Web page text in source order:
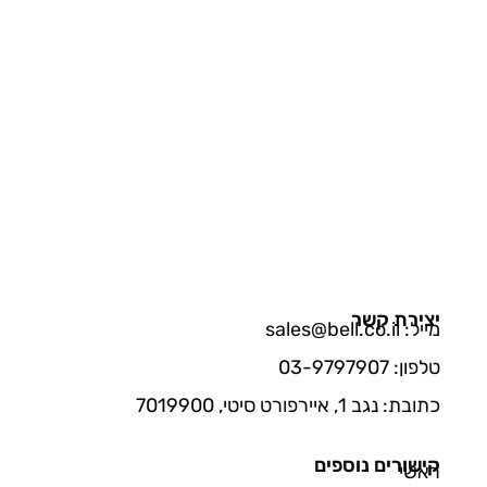
קישורים נוספים
ראשי
יצירת קשר
מייל: sales@bell.co.il
טלפון: 03-9797907
כתובת: נגב 1, איירפורט סיטי, 7019900